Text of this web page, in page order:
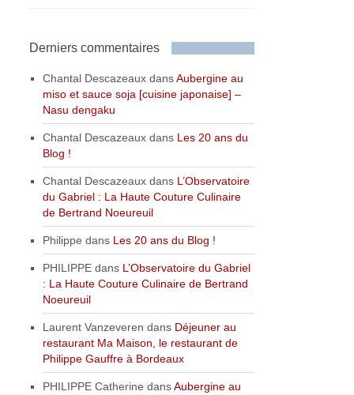
Derniers commentaires
Chantal Descazeaux dansAubergine au
miso et sauce soja [cuisine japonaise] –
Nasu dengaku
Chantal Descazeaux dans Les 20 ans du
Blog !
Chantal Descazeaux dans L’Observatoire
du Gabriel : La Haute Couture Culinaire
de Bertrand Noeureuil
Philippe dans Les 20 ans du Blog !
PHILIPPE dans L’Observatoire du Gabriel
: La Haute Couture Culinaire de Bertrand
Noeureuil
Laurent Vanzeveren dans Déjeuner au
restaurant Ma Maison, le restaurant de
Philippe Gauffre à Bordeaux
PHILIPPE Catherine dansAubergine au